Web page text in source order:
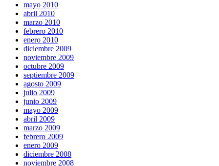
mayo 2010
abril 2010
marzo 2010
febrero 2010
enero 2010
diciembre 2009
noviembre 2009
octubre 2009
septiembre 2009
agosto 2009
julio 2009
junio 2009
mayo 2009
abril 2009
marzo 2009
febrero 2009
enero 2009
diciembre 2008
noviembre 2008